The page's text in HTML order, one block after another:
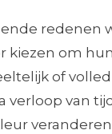
redenen
kiezen om
of
verloop van